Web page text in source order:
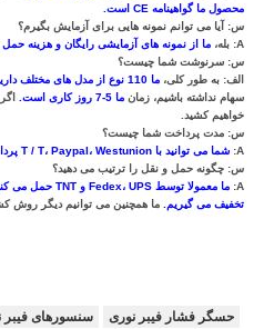
محصول ما گواهینامه CE است.
س: آیا می توانم نمونه هایی برای آزمایش بگیرم؟
A: بله،
ما از نمونه های آزمایشی رایگان و هزینه
س: سرنوشت شما چیست؟
الف: به طور کلی، ما 110 نوع از مدل های مختلف داریم و می توانیم در هر زمان عرضه کنیم
سهام نداشته باشیم، زمان ما 5-7 روز کاری است.
خواهیم کشید.
س: مدت پرداخت شما چیست؟
A: شما می توانید با T / T، Paypal، Westunion پرداخت کنید.
س: چگونه حمل و نقل را ترتیب می دهید؟
A:
تخفیف می گیریم.
ما همچنین می توانیم دیگر روش
حسگر فشار فیبر نوری
سنسورهای فیبر